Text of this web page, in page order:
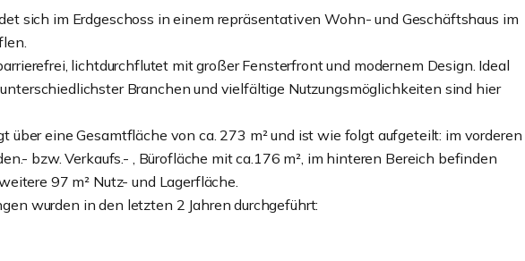
sich im Erdgeschoss in einem repräsentativen Wohn- und Geschäftshaus im
lichtdurchflutet mit großer Fensterfront und modernem Design. Ideal
Branchen und vielfältige Nutzungsmöglichkeiten sind hier
über eine Gesamtfläche von ca. 273 m² und ist wie folgt aufgeteilt: im vorderen
bzw. Verkaufs.- , Bürofläche mit ca.176 m², im hinteren Bereich befinden
97 m² Nutz- und Lagerfläche.
wurden in den letzten 2 Jahren durchgeführt: